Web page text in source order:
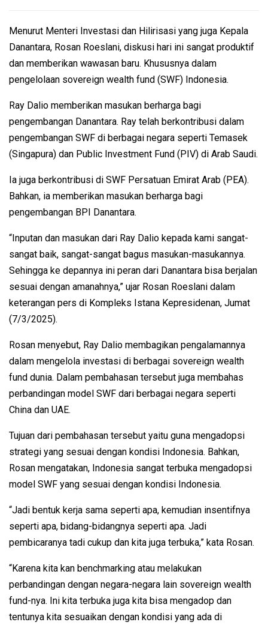
Menurut Menteri Investasi dan Hilirisasi yang juga Kepala
Danantara, Rosan Roeslani, diskusi hari ini sangat produktif
dan memberikan wawasan baru. Khususnya dalam
pengelolaan sovereign wealth fund (SWF) Indonesia.
Ray Dalio memberikan masukan berharga bagi
pengembangan Danantara. Ray telah berkontribusi dalam
pengembangan SWF di berbagai negara seperti Temasek
(Singapura) dan Public Investment Fund (PIV) di Arab Saudi.
Ia juga berkontribusi di SWF Persatuan Emirat Arab (PEA).
Bahkan, ia memberikan masukan berharga bagi
pengembangan BPI Danantara.
“Inputan dan masukan dari Ray Dalio kepada kami sangat-
sangat baik, sangat-sangat bagus masukan-masukannya.
Sehingga ke depannya ini peran dari Danantara bisa berjalan
sesuai dengan amanahnya,” ujar Rosan Roeslani dalam
keterangan pers di Kompleks Istana Kepresidenan, Jumat
(7/3/2025).
Rosan menyebut, Ray Dalio membagikan pengalamannya
dalam mengelola investasi di berbagai sovereign wealth
fund dunia. Dalam pembahasan tersebut juga membahas
perbandingan model SWF dari berbagai negara seperti
China dan UAE.
Tujuan dari pembahasan tersebut yaitu guna mengadopsi
strategi yang sesuai dengan kondisi Indonesia. Bahkan,
Rosan mengatakan, Indonesia sangat terbuka mengadopsi
model SWF yang sesuai dengan kondisi Indonesia.
“Jadi bentuk kerja sama seperti apa, kemudian insentifnya
seperti apa, bidang-bidangnya seperti apa. Jadi
pembicaranya tadi cukup dan kita juga terbuka,” kata Rosan.
“Karena kita kan benchmarking atau melakukan
perbandingan dengan negara-negara lain sovereign wealth
fund-nya. Ini kita terbuka juga kita bisa mengadop dan
tentunya kita sesuaikan dengan kondisi yang ada di